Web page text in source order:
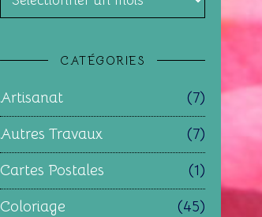
CATÉGORIES
Artisanat
(7)
Autres Travaux
(7)
Cartes Postales
(1)
Coloriage
(45)